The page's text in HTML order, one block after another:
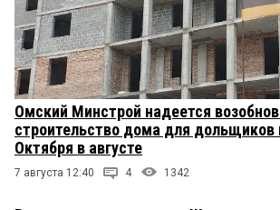
Омский Минстрой надеется
строительство дома для дольщиков
Октября в августе
7 августа 12:40 4 1342